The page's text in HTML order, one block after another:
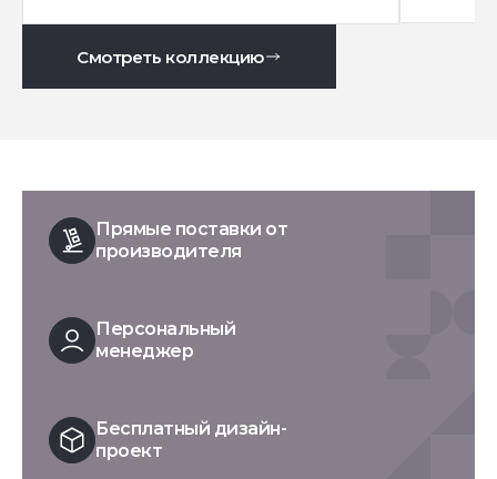
Смотреть коллекцию
Прямые поставки от
производителя
Персональный
менеджер
Бесплатный дизайн-
проект